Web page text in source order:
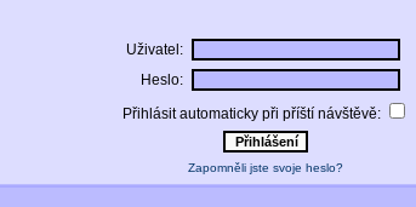
Uživatel:
Heslo:
Přihlásit automaticky při příští návštěvě:
Zapomněli jste svoje heslo?